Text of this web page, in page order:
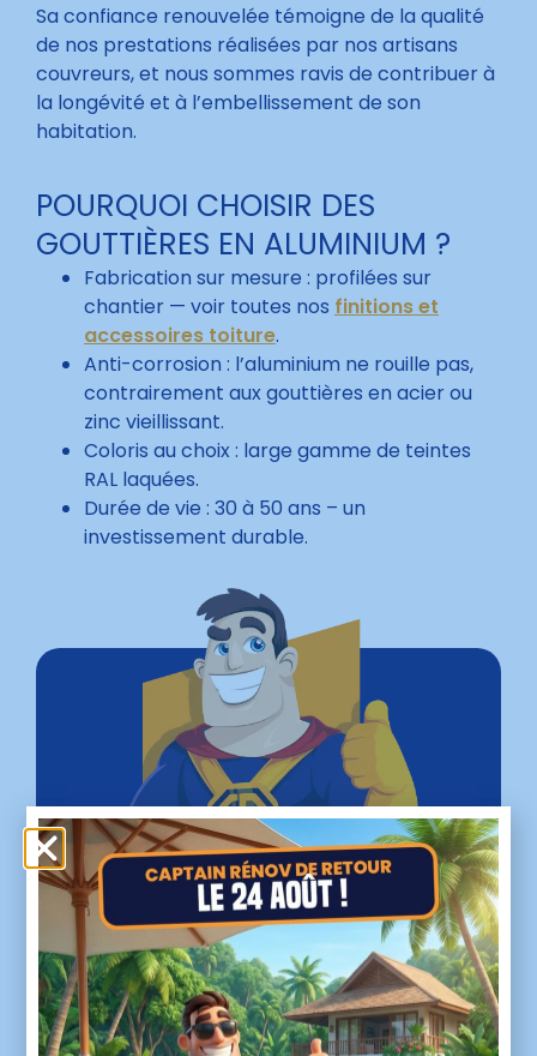
Sa confiance renouvelée témoigne de la qualité
de nos prestations réalisées par nos artisans
couvreurs, et nous sommes ravis de contribuer à
la longévité et à l’embellissement de son
habitation.
POURQUOI CHOISIR DES
GOUTTIÈRES EN ALUMINIUM ?
Fabrication sur mesure : profilées sur
chantier — voir toutes nos finitions et
accessoires toiture.
Anti-corrosion : l’aluminium ne rouille pas,
contrairement aux gouttières en acier ou
zinc vieillissant.
Coloris au choix : large gamme de teintes
RAL laquées.
Durée de vie : 30 à 50 ans – un
investissement durable.
VOUS AVEZ UN PROJET ?
Nos super-pouvoirssont à votre service
pour vous assurer une protection durable et
sans faille ! Contactez-nous pour une
réponse plus rapide que l’éclair.
DEVIS GRATUIT SOUS 48H